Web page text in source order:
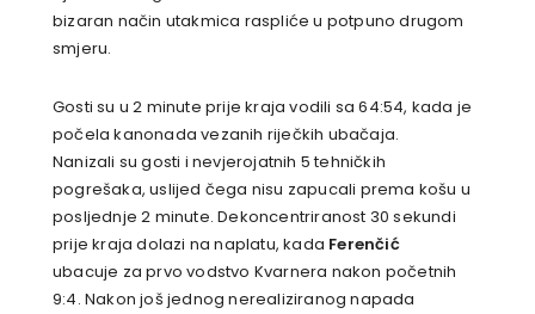
bizaran način utakmica raspliće u potpuno drugom
smjeru.
Gosti su u 2 minute prije kraja vodili sa 64:54, kada je
počela kanonada vezanih riječkih ubačaja.
Nanizali su gosti i nevjerojatnih 5 tehničkih
pogrešaka, uslijed čega nisu zapucali prema košu u
posljednje 2 minute. Dekoncentriranost 30 sekundi
prije kraja dolazi na naplatu, kada Ferenčić
ubacuje za prvo vodstvo Kvarnera nakon početnih
9:4. Nakon još jednog nerealiziranog napada